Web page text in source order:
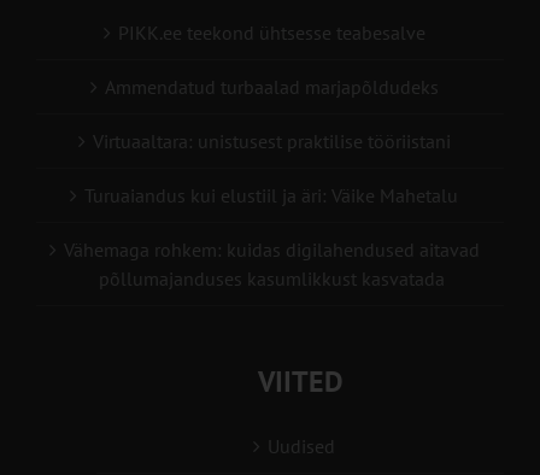
PIKK.ee teekond ühtsesse teabesalve
Ammendatud turbaalad marjapõldudeks
Virtuaaltara: unistusest praktilise tööriistani
Turuaiandus kui elustiil ja äri: Väike Mahetalu
Vähemaga rohkem: kuidas digilahendused aitavad
põllumajanduses kasumlikkust kasvatada
VIITED
Uudised